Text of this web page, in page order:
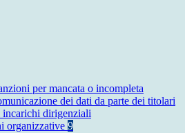
per mancata o incompleta
dei dati da parte dei titolari
incarichi dirigenziali
organizzative 9